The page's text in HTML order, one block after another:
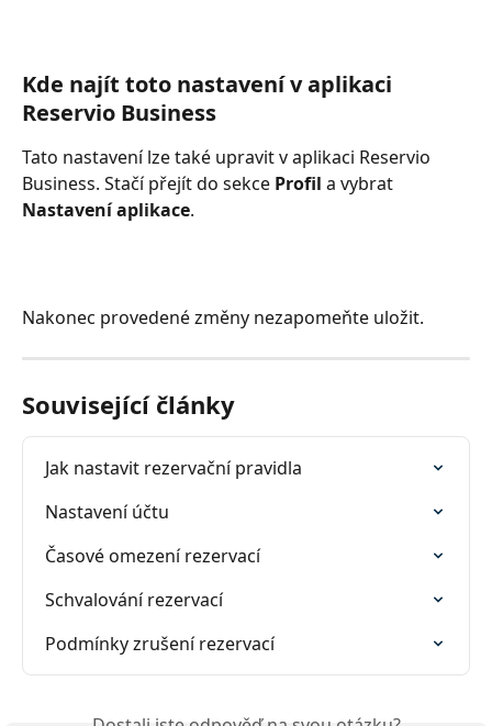
Kde najít toto nastavení v aplikaci
Reservio Business
Tato nastavení lze také upravit v aplikaci Reservio
Business. Stačí přejít do sekce Profil a vybrat
Nastavení aplikace.
Nakonec provedené změny nezapomeňte uložit.
Související články
Jak nastavit rezervační pravidla
Nastavení účtu
Časové omezení rezervací
Schvalování rezervací
Podmínky zrušení rezervací